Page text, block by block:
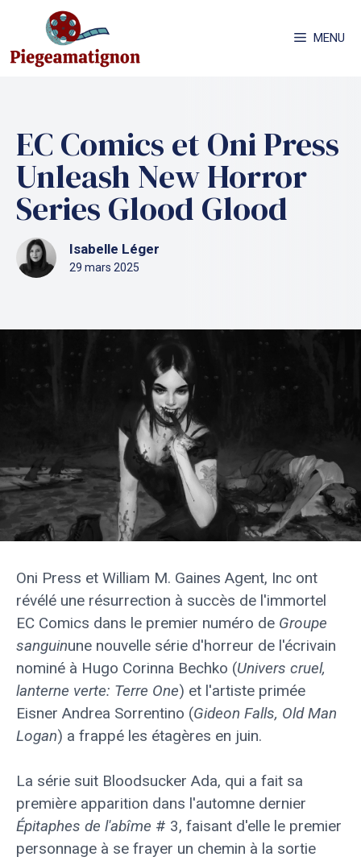
contenu
MENU
EC Comics et Oni Press
Unleash New Horror
Series Glood Glood
Isabelle Léger
29 mars 2025
Oni Press et William M. Gaines Agent, Inc ont
révélé une résurrection à succès de l'immortel
EC Comics dans le premier numéro de Groupe
sanguinune nouvelle série d'horreur de l'écrivain
nominé à Hugo Corinna Bechko (Univers cruel,
lanterne verte: Terre One) et l'artiste primée
Eisner Andrea Sorrentino (Gideon Falls, Old Man
Logan) a frappé les étagères en juin.
La série suit Bloodsucker Ada, qui a fait sa
première apparition dans l'automne dernier
Épitaphes de l'abîme # 3, faisant d'elle le premier
personnage à se frayer un chemin à la sortie